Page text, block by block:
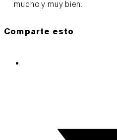
mucho y muy bien.
Comparte esto